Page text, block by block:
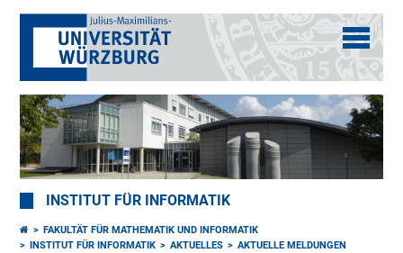
INSTITUT FÜR INFORMATIK
FAKULTÄT FÜR MATHEMATIK UND INFORMATIK
INSTITUT FÜR INFORMATIK
AKTUELLES AKTUELLE MELDUNGEN